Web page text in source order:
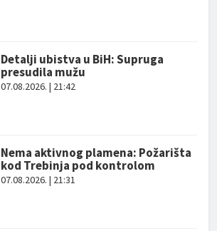
Detalji ubistva u BiH: Supruga
presudila mužu
07.08.2026. | 21:42
Nema aktivnog plamena: Požarišta
kod Trebinja pod kontrolom
07.08.2026. | 21:31